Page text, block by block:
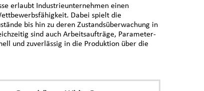
erlaubt Industrieunternehmen einen
Dabei spielt die
bis hin zu deren Zustandsüberwachung in
sind auch Arbeitsaufträge, Parameter-
und zuverlässig in die Produktion über die